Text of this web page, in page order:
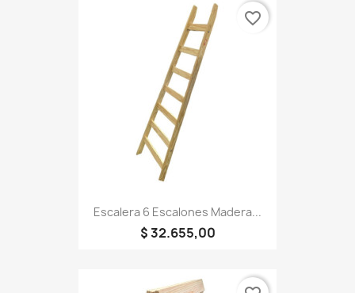
Escalera 6 Escalones Madera...
$ 32.655,00
favorite_border